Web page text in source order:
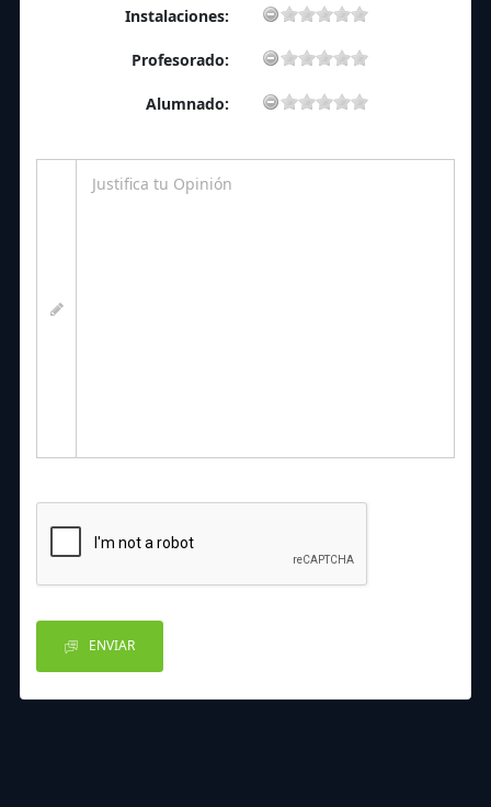
Instalaciones:
Profesorado:
Alumnado:
ENVIAR